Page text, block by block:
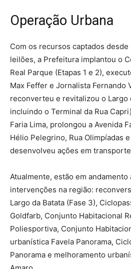
Operação Urbana
Com os recursos captados
leilões, a Prefeitura implantou o
Real Parque (Etapas 1 e 2),
Max Feffer e Jornalista Fernando
reconverteu e revitalizou o Largo
incluindo o Terminal da Rua
Faria Lima, prolongou a Avenida
Hélio Pelegrino, Rua Olimpíadas
desenvolveu ações em
Atualmente, estão em andamento
intervenções na região:
Largo da Batata (Fase 3),
Goldfarb, Conjunto Habitacional
Poliesportiva, Conjunto
urbanística Favela Panorama,
Panorama e melhoramento